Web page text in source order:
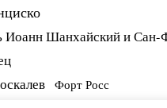
Иоанн Шанхайский и Сан-
Форт Росс